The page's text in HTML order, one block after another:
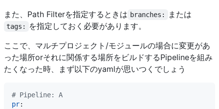
また、Path Filterを指定するときは branches: または
tags:
を指定しておく必要があります。
ここで、マルチプロジェクト/モジュールの場合に変更があ
った場所orそれに関係する場所をビルドするPipelineを組み
たくなった時、まず以下のyamlが思いつくでしょう
# Pipeline: A
pr: